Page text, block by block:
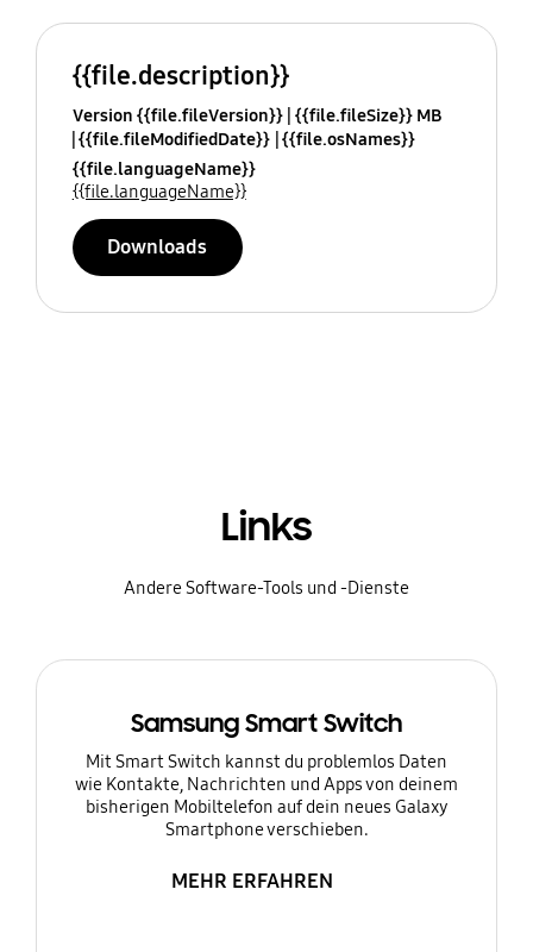
{{file.description}}
Version {{file.fileVersion}} {{file.fileSize}} MB
{{file.fileModifiedDate}} {{file.osNames}}
{{file.languageName}}
{{file.languageName}}
Downloads
Links
Andere Software-Tools und -Dienste
Samsung Smart Switch
Mit Smart Switch kannst du problemlos Daten
wie Kontakte, Nachrichten und Apps von deinem
bisherigen Mobiltelefon auf dein neues Galaxy
Smartphone verschieben.
MEHR ERFAHREN